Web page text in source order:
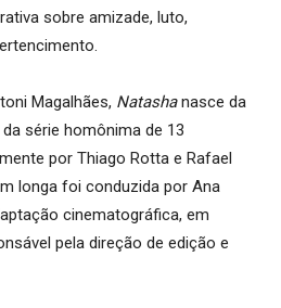
sobre amizade, luto,
Magalhães, Natashanasce da
série homônima de 13
por Thiago Rotta e Rafael
longa foi conduzida por Ana
cinematográfica, em
pela direção de edição e